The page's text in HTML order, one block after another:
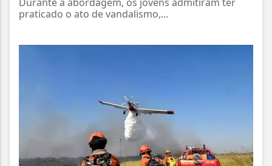
praticado o ato de vandalismo,...